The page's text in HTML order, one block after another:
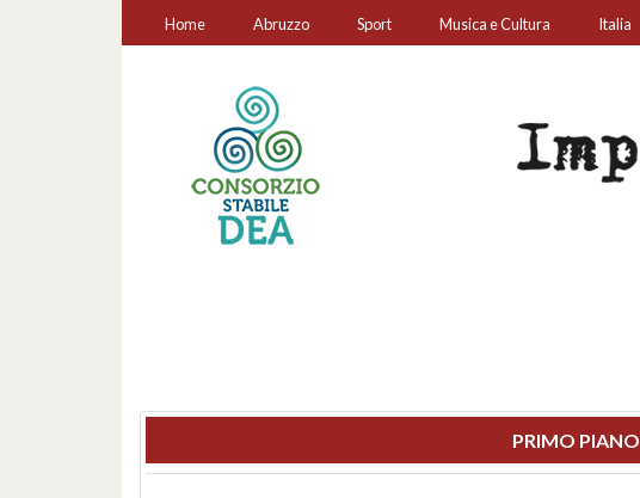
Home Abruzzo Sport Musica e Cultura Italia
PRIMO PIANO